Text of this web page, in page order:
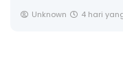
Unknown 5 hari